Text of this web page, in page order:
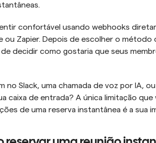
confortável usando webhooks
ou Zapier. Depois de escolher o
decidir como gostaria que seus
no Slack, uma chamada de voz por IA,
caixa de entrada? A única limitação
de uma reserva instantânea é a sua